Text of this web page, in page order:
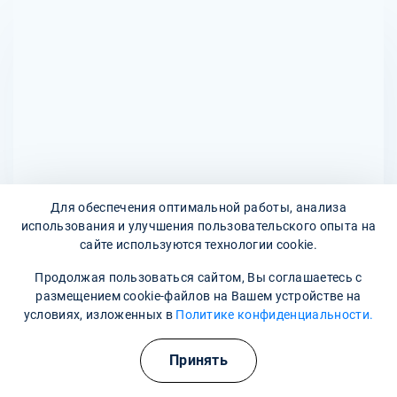
Адреса наших клиник
Типографский переулок, 5
8 800 302-36-47
Для обеспечения оптимальной работы, анализа
использования и улучшения пользовательского опыта на
сайте используются технологии cookie.
Продолжая пользоваться сайтом, Вы соглашаетесь с
размещением cookie-файлов на Вашем устройстве на
условиях, изложенных в Политике конфиденциальности.
Принять